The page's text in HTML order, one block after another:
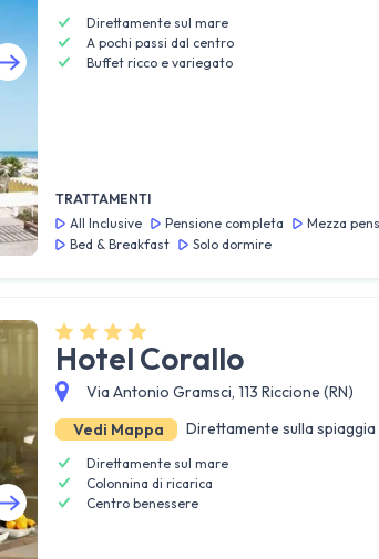
Direttamente sul mare
A pochi passi dal centro
Buffet ricco e variegato
TRATTAMENTI
All Inclusive
Pensione completa
Mezza
Bed & Breakfast
Solo dormire
Hotel Corallo
Via Antonio Gramsci, 113 Riccione (RN)
Vedi Mappa
Direttamente sulla spiaggia
Direttamente sul mare
Colonnina di ricarica
Centro benessere